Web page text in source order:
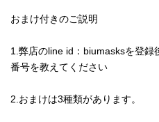
おまけ付きのご説明
1.弊店のline id：biumasksを登録
番号を教えてください
2.おまけは3種類があります。